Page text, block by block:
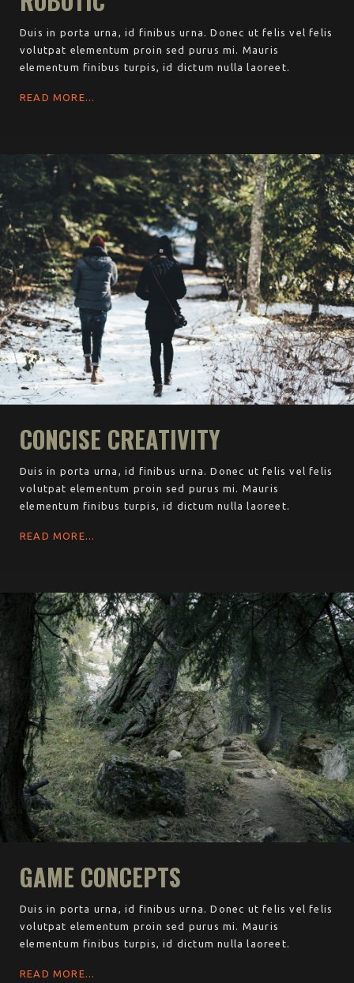
Duis in porta urna, id finibus urna. Donec ut felis vel felis
volutpat elementum proin sed purus mi. Mauris
elementum finibus turpis, id dictum nulla laoreet.
READ MORE...
CONCISE CREATIVITY
Duis in porta urna, id finibus urna. Donec ut felis vel felis
volutpat elementum proin sed purus mi. Mauris
elementum finibus turpis, id dictum nulla laoreet.
READ MORE...
GAME CONCEPTS
Duis in porta urna, id finibus urna. Donec ut felis vel felis
volutpat elementum proin sed purus mi. Mauris
elementum finibus turpis, id dictum nulla laoreet.
READ MORE...